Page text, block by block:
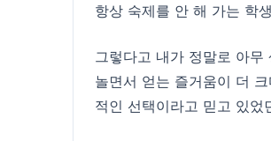
항상 숙제를 안 해 가는 학
그렇다고 내가 정말로 아
놀면서 얻는 즐거움이 더
적인 선택이라고 믿고 있었